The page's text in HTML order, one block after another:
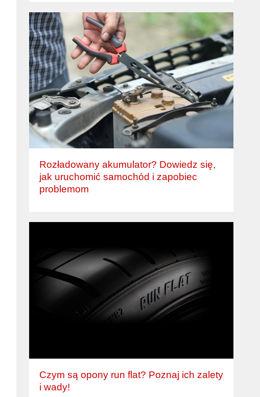
Rozładowany akumulator? Dowiedz się,
jak uruchomić samochód i zapobiec
problemom
Czym są opony run flat? Poznaj ich zalety
i wady!